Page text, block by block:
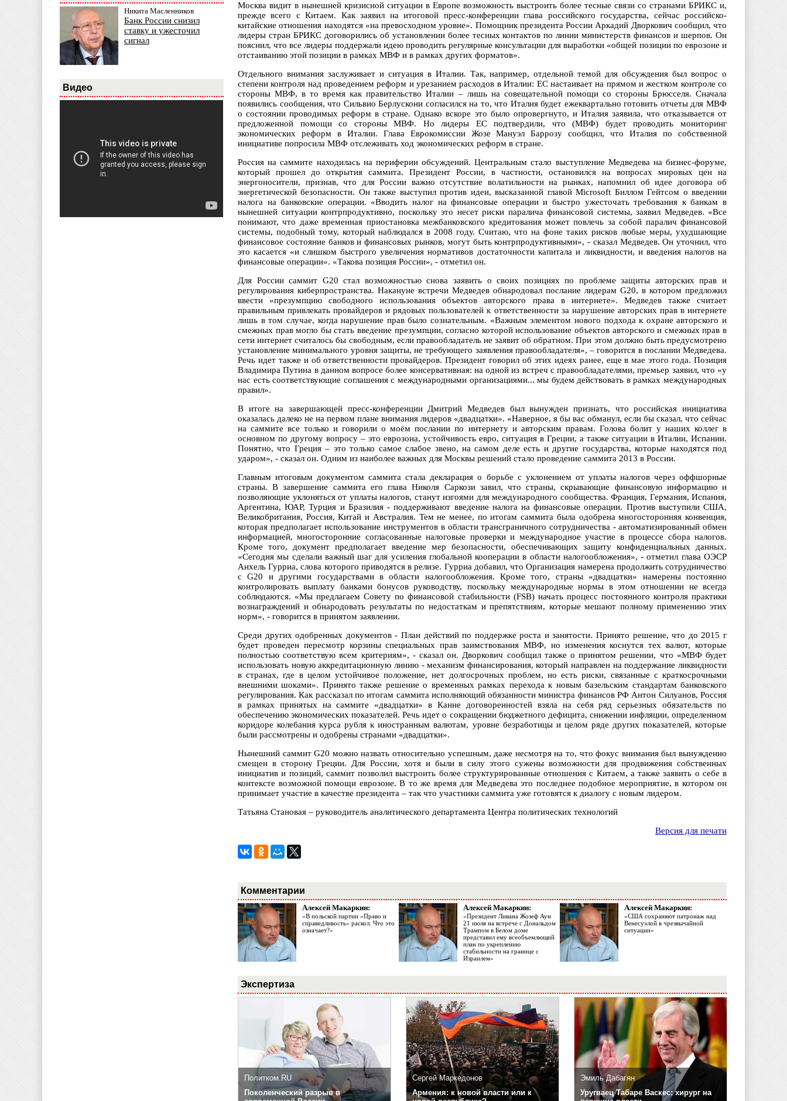
Никита Масленников
Банк России снизил
ставку и ужесточил
сигнал
Видео
Москва видит в нынешней кризисной ситуации в Европе возможность выстроить более тесные связи со странами БРИКС и,
прежде всего с Китаем. Как заявил на итоговой пресс-конференции глава российского государства, сейчас российско-
китайские отношения находятся «на превосходном уровне». Помощник президента России Аркадий Дворкович сообщил, что
лидеры стран БРИКС договорились об установлении более тесных контактов по линии министерств финансов и шерпов. Он
пояснил, что все лидеры поддержали идею проводить регулярные консультации для выработки «общей позиции по еврозоне и
отстаиванию этой позиции в рамках МВФ и в рамках других форматов».
Отдельного внимания заслуживает и ситуация в Италии. Так, например, отдельной темой для обсуждения был вопрос о
степени контроля над проведением реформ и урезанием расходов в Италии: ЕС настаивает на прямом и жестком контроле со
стороны МВФ, в то время как правительство Италии – лишь на совещательной помощи со стороны Брюсселя. Сначала
появились сообщения, что Сильвио Берлускони согласился на то, что Италия будет ежеквартально готовить отчеты для МВФ
о состоянии проводимых реформ в стране. Однако вскоре это было опровергнуто, и Италия заявила, что отказывается от
предложенной помощи со стороны МВФ. Но лидеры ЕС подтвердили, что (МВФ) будет проводить мониторинг
экономических реформ в Италии. Глава Еврокомиссии Жозе Мануэл Баррозу сообщил, что Италия по собственной
инициативе попросила МВФ отслеживать ход экономических реформ в стране.
Россия на саммите находилась на периферии обсуждений. Центральным стало выступление Медведева на бизнес-форуме,
который прошел до открытия саммита. Президент России, в частности, остановился на вопросах мировых цен на
энергоносители, признав, что для России важно отсутствие волатильности на рынках, напомнил об идее договора об
энергетической безопасности. Он также выступил против идеи, высказанной главой Microsoft Биллом Гейтсом о введении
налога на банковские операции. «Вводить налог на финансовые операции и быстро ужесточать требования к банкам в
нынешней ситуации контрпродуктивно, поскольку это несет риски паралича финансовой системы, заявил Медведев. «Все
понимают, что даже временная приостановка межбанковского кредитования может повлечь за собой паралич финансовой
системы, подобный тому, который наблюдался в 2008 году. Считаю, что на фоне таких рисков любые меры, ухудшающие
финансовое состояние банков и финансовых рынков, могут быть контрпродуктивными», - сказал Медведев. Он уточнил, что
это касается «и слишком быстрого увеличения нормативов достаточности капитала и ликвидности, и введения налогов на
финансовые операции». «Такова позиция России», - отметил он.
Для России саммит G20 стал возможностью снова заявить о своих позициях по проблеме защиты авторских прав и
регулирования киберпространства. Накануне встречи Медведев обнародовал послание лидерам G20, в котором предложил
ввести «презумпцию свободного использования объектов авторского права в интернете». Медведев также считает
правильным привлекать провайдеров и рядовых пользователей к ответственности за нарушение авторских прав в интернете
лишь в том случае, когда нарушение прав было сознательным. «Важным элементом нового подхода к охране авторского и
смежных прав могло бы стать введение презумпции, согласно которой использование объектов авторского и смежных прав в
сети интернет считалось бы свободным, если правообладатель не заявит об обратном. При этом должно быть предусмотрено
установление минимального уровня защиты, не требующего заявления правообладателя», – говорится в послании Медведева.
Речь идет также и об ответственности провайдеров. Президент говорил об этих идеях ранее, еще в мае этого года. Позиция
Владимира Путина в данном вопросе более консервативная: на одной из встреч с правообладателями, премьер заявил, что «у
нас есть соответствующие соглашения с международными организациями... мы будем действовать в рамках международных
правил».
В итоге на завершающей пресс-конференции Дмитрий Медведев был вынужден признать, что российская инициатива
оказалась далеко не на первом плане внимания лидеров «двадцатки». «Наверное, я бы вас обманул, если бы сказал, что сейчас
на саммите все только и говорили о моём послании по интернету и авторским правам. Голова болит у наших коллег в
основном по другому вопросу – это еврозона, устойчивость евро, ситуация в Греции, а также ситуации в Италии, Испании.
Понятно, что Греция – это только самое слабое звено, на самом деле есть и другие государства, которые находятся под
ударом», - сказал он. Одним из наиболее важных для Москвы решений стало проведение саммита 2013 в России.
Главным итоговым документом саммита стала декларация о борьбе с уклонением от уплаты налогов через оффшорные
страны. В завершение саммита его глава Николя Саркози завил, что страны, скрывающие финансовую информацию и
позволяющие уклоняться от уплаты налогов, станут изгоями для международного сообщества. Франция, Германия, Испания,
Аргентина, ЮАР, Турция и Бразилия - поддерживают введение налога на финансовые операции. Против выступили США,
Великобритания, Россия, Китай и Австралия. Тем не менее, по итогам саммита была одобрена многосторонняя конвенция,
которая предполагает использование инструментов в области трансграничного сотрудничества - автоматизированный обмен
информацией, многосторонние согласованные налоговые проверки и международное участие в процессе сбора налогов.
Кроме того, документ предполагает введение мер безопасности, обеспечивающих защиту конфиденциальных данных.
«Сегодня мы сделали важный шаг для усиления глобальной кооперации в области налогообложения», - отметил глава ОЭСР
Анхель Гурриа, слова которого приводятся в релизе. Гурриа добавил, что Организация намерена продолжить сотрудничество
с G20 и другими государствами в области налогообложения. Кроме того, страны «двадцатки» намерены постоянно
контролировать выплату банками бонусов руководству, поскольку международные нормы в этом отношении не всегда
соблюдаются. «Мы предлагаем Совету по финансовой стабильности (FSB) начать процесс постоянного контроля практики
вознаграждений и обнародовать результаты по недостаткам и препятствиям, которые мешают полному применению этих
норм», - говорится в принятом заявлении.
Среди других одобренных документов - План действий по поддержке роста и занятости. Принято решение, что до 2015 г
будет проведен пересмотр корзины специальных прав заимствования МВФ, но изменения коснутся тех валют, которые
полностью соответствую всем критериям», - сказал он. Дворкович сообщил также о принятом решении, что «МВФ будет
использовать новую аккредитационную линию - механизм финансирования, который направлен на поддержание ликвидности
в странах, где в целом устойчивое положение, нет долгосрочных проблем, но есть риски, связанные с краткосрочными
внешними шоками». Принято также решение о временных рамках перехода к новым базельским стандартам банковского
регулирования. Как рассказал по итогам саммита исполняющий обязанности министра финансов РФ Антон Силуанов, Россия
в рамках принятых на саммите «двадцатки» в Канне договоренностей взяла на себя ряд серьезных обязательств по
обеспечению экономических показателей. Речь идет о сокращении бюджетного дефицита, снижении инфляции, определенном
коридоре колебания курса рубля к иностранным валютам, уровне безработицы и целом ряде других показателей, которые
были рассмотрены и одобрены странами «двадцатки».
Нынешний саммит G20 можно назвать относительно успешным, даже несмотря на то, что фокус внимания был вынужденно
смещен в сторону Греции. Для России, хотя и были в силу этого сужены возможности для продвижения собственных
инициатив и позиций, саммит позволил выстроить более структурированные отношения с Китаем, а также заявить о себе в
контексте возможной помощи еврозоне. В то же время для Медведева это последнее подобное мероприятие, в котором он
принимает участие в качестве президента – так что участники саммита уже готовятся к диалогу с новым лидером.
Татьяна Становая – руководитель аналитического департамента Центра политических технологий
Версия для печати
Комментарии
Алексей Макаркин:
«В польской партии «Право и
справедливость» раскол. Что это
означает?»
Алексей Макаркин:
«Президент Ливана Жозеф Аун
21 июля на встрече с Дональдом
Трампом в Белом доме
представил ему всеобъемлющий
план по укреплению
стабильности на границе с
Израилем»
Алексей Макаркин:
«США сохраняют патронаж над
Венесуэлой в чрезвычайной
ситуации»
Экспертиза
Политком.RU
Поколенческий разрыв в
Сергей Маркедонов
Армения: к новой власти или к
Эмиль Дабагян
Уругваец Табаре Васкес: хирург на